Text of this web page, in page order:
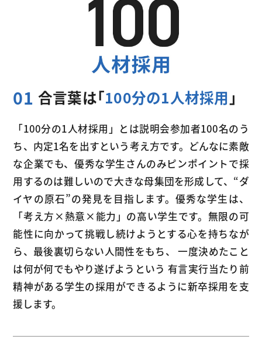
01 合言葉は「100分の1人材採用 」
「100分の1人材採用」とは説明会参加者100名のう
ち、内定1名を出すという考え方です。どんなに素敵
な企業でも、優秀な学生さんのみピンポイントで採
用するのは難しいので大きな母集団を形成して、“ダ
イヤの原石”の発見を目指します。優秀な学生は、
「考え方×熱意×能力」の高い学生です。無限の可
能性に向かって挑戦し続けようとする心を持ちなが
ら、最後裏切らない人間性をもち、 一度決めたこと
は何が何でもやり遂げようという 有言実行当たり前
精神がある学生の採用ができるように新卒採用を支
援します。